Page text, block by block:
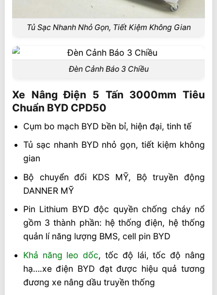
Tủ Sạc Nhanh Nhỏ Gọn, Tiết Kiệm Không Gian
Đèn Cảnh Báo 3 Chiều
Xe Nâng Điện 5 Tấn 3000mm Tiêu
Chuẩn BYD CPD50
Cụm bo mạch BYD bền bỉ, hiện đại, tinh tế
Tủ sạc nhanh BYD nhỏ gọn, tiết kiệm không
gian
Bộ chuyển đổi KDS MỸ, Bộ truyền động
DANNER MỸ
Pin Lithium BYD độc quyền chống cháy nổ
gồm 3 thành phần: hệ thống điện, hệ thống
quản lí năng lượng BMS, cell pin BYD
Khả năng leo dốc, tốc độ lái, tốc độ nâng
hạ….xe điện BYD đạt được hiệu quả tương
đương xe nâng dầu truyền thống